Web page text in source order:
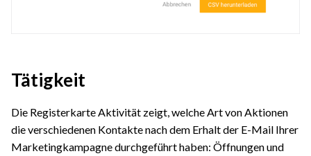
Tätigkeit
Die Registerkarte Aktivität zeigt, welche Art von Aktionen
die verschiedenen Kontakte nach dem Erhalt der E-Mail Ihrer
Marketingkampagne durchgeführt haben: Öffnungen und